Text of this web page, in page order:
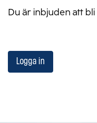
Du är inbjuden att bli
Logga in